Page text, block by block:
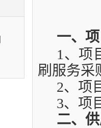
一、
1 、项
刷服务采
2、项
3、项
二、